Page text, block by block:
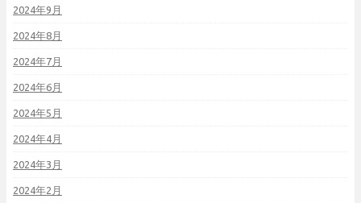
2024年9月
2024年8月
2024年7月
2024年6月
2024年5月
2024年4月
2024年3月
2024年2月